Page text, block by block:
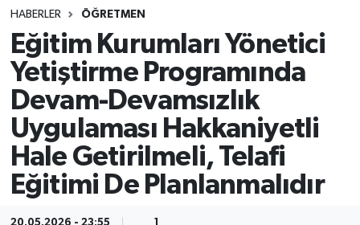
HABERLER ÖĞRETMEN
Eğitim Kurumları Yönetici
Yetiştirme Programında
Devam-Devamsızlık
Uygulaması Hakkaniyetli
Hale Getirilmeli, Telafi
Eğitimi De Planlanmalıdır
YARIŞMA/ETKİNLİKLER
ANKET
MEVZUAT/KARARLAR